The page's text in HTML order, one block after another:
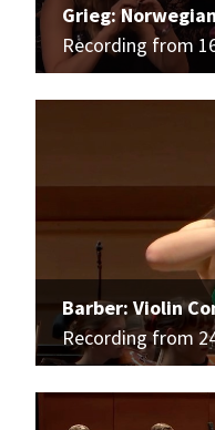
Grieg:
Recording from
Barber: Violin
Recording from